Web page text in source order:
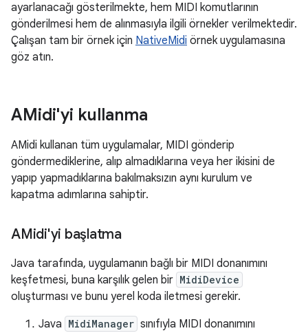
ayarlanacağı gösterilmekte, hem MIDI komutlarının
gönderilmesi hem de alınmasıyla ilgili örnekler verilmektedir.
Çalışan tam bir örnek için NativeMidi örnek uygulamasına
göz atın.
AMidi'yi kullanma
AMidi kullanan tüm uygulamalar, MIDI gönderip
göndermediklerine, alıp almadıklarına veya her ikisini de
yapıp yapmadıklarına bakılmaksızın aynı kurulum ve
kapatma adımlarına sahiptir.
AMidi'yi başlatma
Java tarafında, uygulamanın bağlı bir MIDI donanımını
keşfetmesi, buna karşılık gelen bir MidiDevice
oluşturması ve bunu yerel koda iletmesi gerekir.
Java MidiManager sınıfıyla MIDI donanımını